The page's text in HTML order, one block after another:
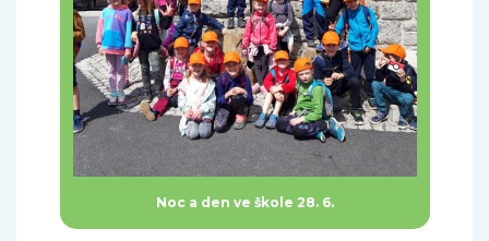
Noc a den ve škole 28. 6.